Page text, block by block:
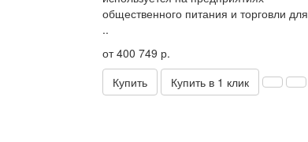
общественного питания и торговли для
..
от 400 749 р.
Купить
Купить в 1 клик